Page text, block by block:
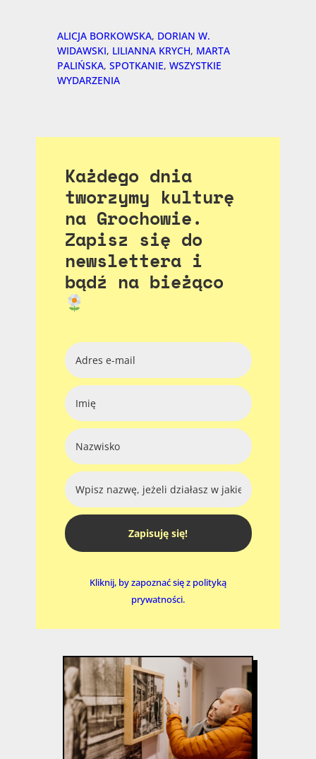
ALICJA BORKOWSKA, DORIAN W.
WIDAWSKI, LILIANNA KRYCH, MARTA
PALIŃSKA, SPOTKANIE, WSZYSTKIE
WYDARZENIA
Każdego dnia
tworzymy kulturę
na Grochowie.
Zapisz się do
newslettera i
bądź na bieżąco
Zapisuję się!
Kliknij, by zapoznać się z polityką
prywatności.